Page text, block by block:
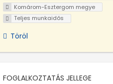
Komárom-Esztergom megye
Teljes munkaidős
Töröl
FOGLALKOZTATÁS JELLEGE